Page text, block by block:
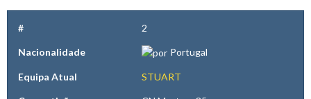
# 2
Nacionalidade Portugal
Equipa Atual STUART